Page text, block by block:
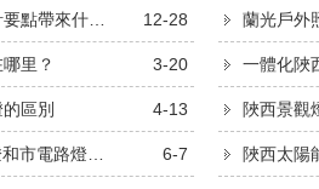
能LED
包括人
了，小
的路燈
12-28 蘭光戶外
里？ 3-20 一體化陜
區別 4-13 陜西景觀
6-7 陜西太陽